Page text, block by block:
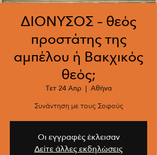
ΔΙΟΝΥΣΟΣ – θεός
προστάτης της
αμπέλου ή Βακχικός
θεός;
Τετ 24 Απρ
  |
Αθήνα
Συνάντηση με τους Σοφούς
Οι εγγραφές έκλεισαν
Δείτε άλλες εκδηλώσεις